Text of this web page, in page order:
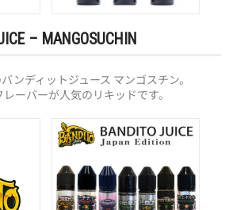
– MANGOSUCHIN
ンディットジュース マンゴスチン。
ーバーが人気のリキッドです。